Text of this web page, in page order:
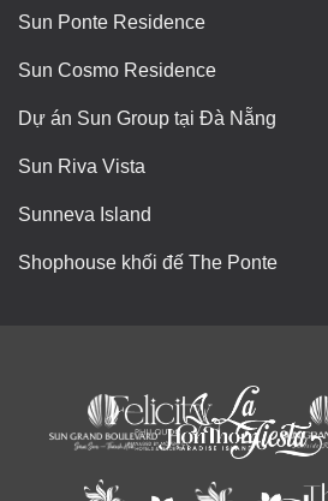
Sun Ponte Residence
Sun Cosmo Residence
Dự án Sun Group tại Đà Nẵng
Sun Riva Vista
Sunneva Island
Shophouse khối đế The Ponte